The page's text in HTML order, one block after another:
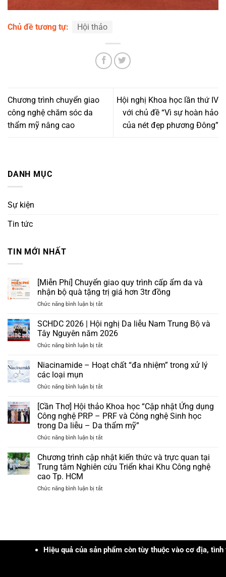
Chủ đề tương tự: Hội thảo
Chương trình chuyển giao
công nghệ chăm sóc da
thẩm mỹ nâng cao
Hội nghị Khoa học lần thứ IV
với chủ đề “Vì sự hoàn hảo
của nét đẹp phương Đông”
DANH MỤC
Sự kiện
Tin tức
TIN MỚI NHẤT
[Miễn Phí] Chuyển giao quy trình cấp ẩm da và
nhận bộ quà tặng trị giá hơn 3tr đồng
Chức năng bình luận bị tắtở
Phí]
Chuyển
giao
quy
cấp
và
bộ
quà
tặng
giá
3tr
đồng
SCHDC 2026 | Hội nghị Da liễu Nam Trung Bộ và
Tây Nguyên năm 2026
Chức năng bình luận bị tắtở
2026
|
nghị
liễu
Nam
Trung
và
Nguyên
năm
Niacinamide – Hoạt chất “đa nhiệm” trong xử lý
các loại mụn
Chức năng bình luận bị tắtở
–
Hoạt
chất
“đa
nhiệm”
xử
mụn
[Cần Thơ] Hội thảo Khoa học “Cập nhật Ứng dụng
Công nghệ PRP – PRF và Công nghệ Sinh học
trong Da liễu – Da thẩm mỹ”
Chức năng bình luận bị tắtở
Thơ]
Hội
thảo
học
nghệ
PRP
Chương trình cập nhật kiến thức và trực quan tại
Trung tâm Nghiên cứu Triển khai Khu Công nghệ
cao Tp. HCM
Chức năng bình luận bị tắtở
thức
và
Hiệu quả của sản phẩm còn tùy thuộc vào cơ địa, tình